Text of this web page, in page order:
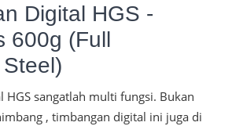
Digital HGS -
600g (Full
HGS sangatlah multi fungsi. Bukan
, timbangan digital ini juga di